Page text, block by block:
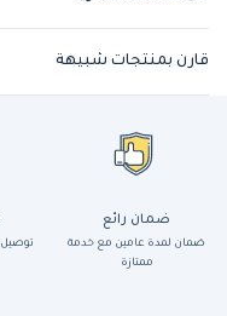
قارن بمنتجات شبيهة
ضمان رائع
ضمان لمدة عامين مع خدمة
ممتازة
توصيل